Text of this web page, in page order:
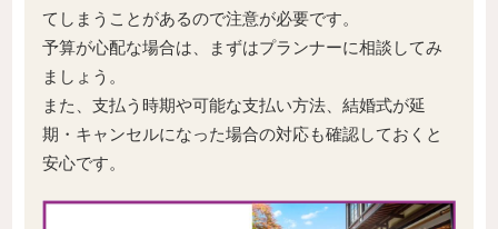
てしまうことがあるので注意が必要です。
予算が心配な場合は、まずはプランナーに相談してみ
ましょう。
また、支払う時期や可能な支払い方法、結婚式が延
期・キャンセルになった場合の対応も確認しておくと
安心です。